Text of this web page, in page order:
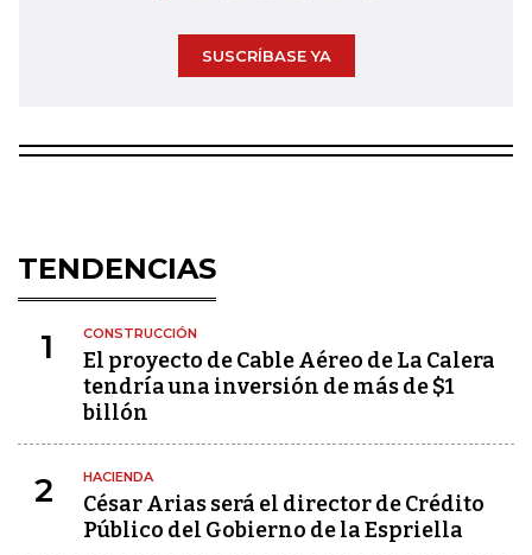
SUSCRÍBASE YA
TENDENCIAS
1 CONSTRUCCIÓN
El proyecto de Cable Aéreo de La Calera
tendría una inversión de más de $1
billón
2 HACIENDA
César Arias será el director de Crédito
Público del Gobierno de la Espriella